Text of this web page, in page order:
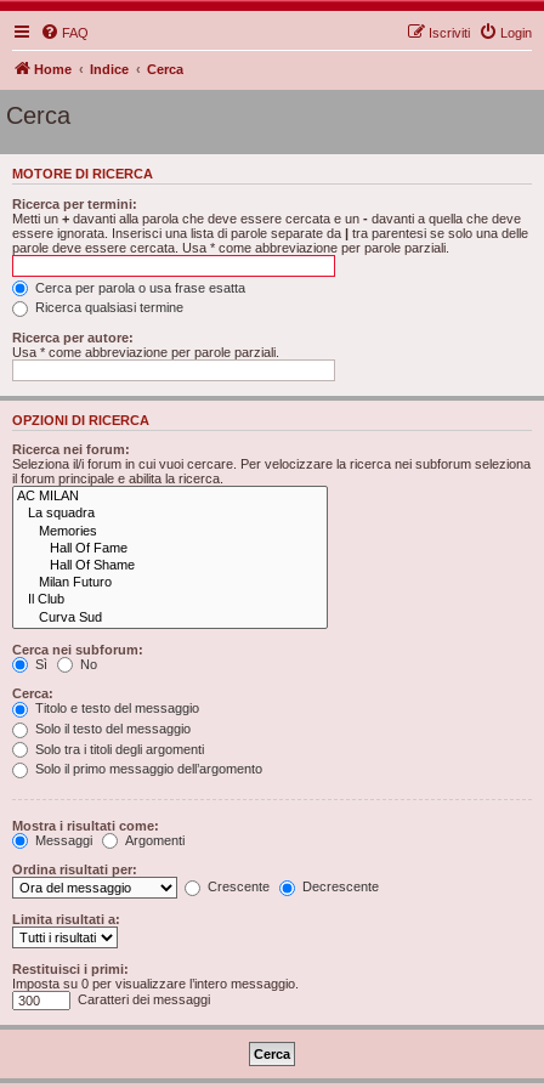
FAQ Login
Iscriviti
Home Indice Cerca
Cerca
MOTORE DI RICERCA
Ricerca per termini:
Metti un + davanti alla parola che deve essere cercata e un - davanti a quella che deve
essere ignorata. Inserisci una lista di parole separate da | tra parentesi se solo una delle
parole deve essere cercata. Usa * come abbreviazione per parole parziali.
Cerca per parola o usa frase esatta
Ricerca qualsiasi termine
Ricerca per autore:
Usa * come abbreviazione per parole parziali.
OPZIONI DI RICERCA
Ricerca nei forum:
Seleziona il/i forum in cui vuoi cercare. Per velocizzare la ricerca nei subforum seleziona
il forum principale e abilita la ricerca.
Cerca nei subforum:
Sì
No
Cerca:
Titolo e testo del messaggio
Solo il testo del messaggio
Solo tra i titoli degli argomenti
Solo il primo messaggio dell’argomento
Mostra i risultati come:
Messaggi
Argomenti
Ordina risultati per:
Crescente
Decrescente
Limita risultati a:
Restituisci i primi:
Imposta su 0 per visualizzare l’intero messaggio.
Caratteri dei messaggi